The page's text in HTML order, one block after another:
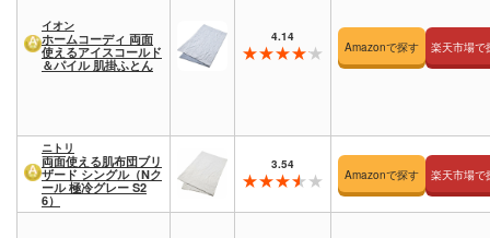
イオン
ホームコーディ 両面
使えるアイスコールド
＆パイル 肌掛ふとん
4.14
Amazonで探す 楽天市場で
ニトリ
両面使える肌布団ブリ
ザード シングル（Nク
ール 極冷グレー S2
6）
3.54
Amazonで探す 楽天市場で